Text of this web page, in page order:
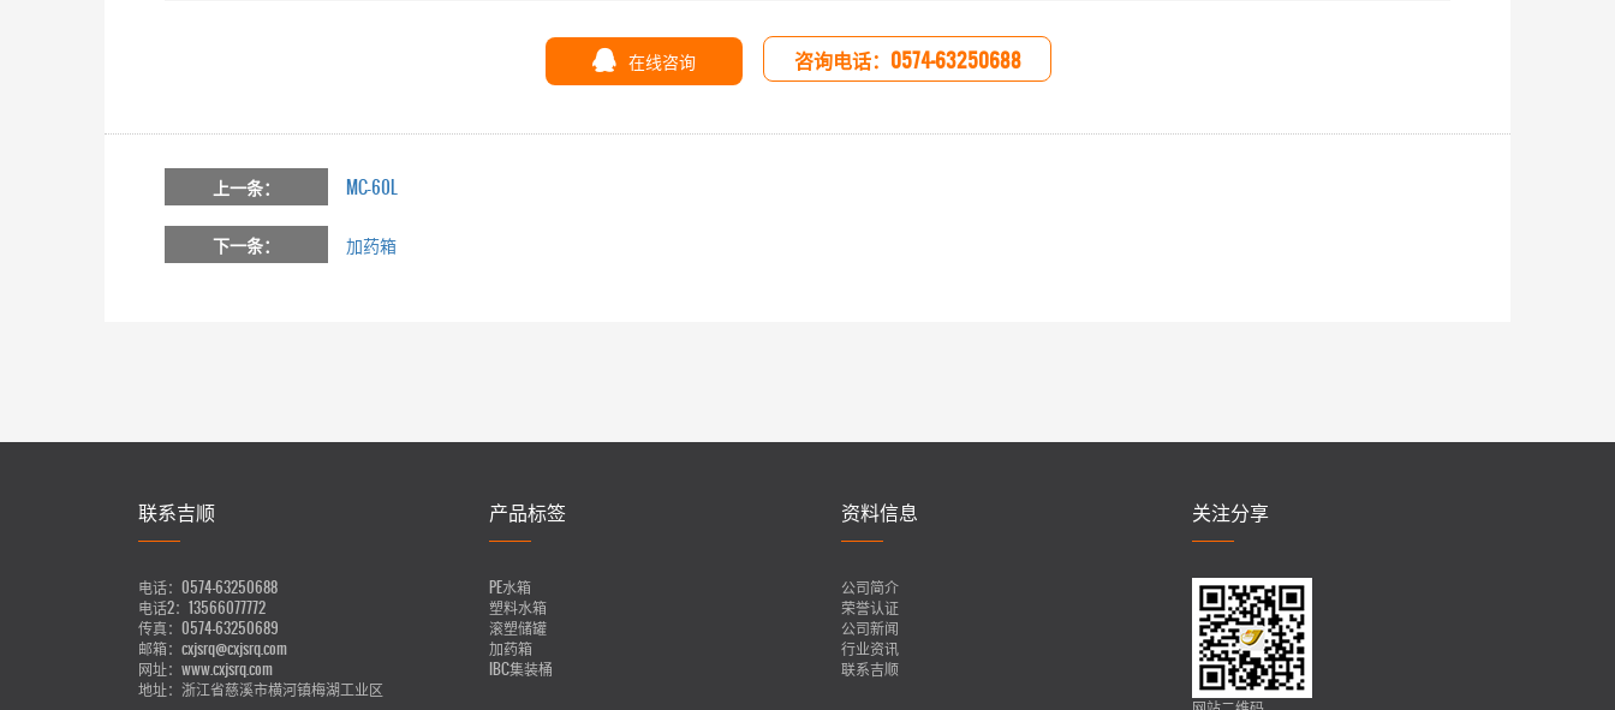
在线咨询 咨询电话：0574-63250688
上一条： MC-60L
下一条： 加药箱
联系吉顺
电话： 0574-63250688
电话2： 13566077772
传真： 0574-63250689
邮箱： cxjsrq@cxjsrq.com
网址： www.cxjsrq.com
地址： 浙江省慈溪市横河镇梅湖工业区
产品标签
PE水箱
塑料水箱
滚塑储罐
加药箱
IBC集装桶
资料信息
公司简介
荣誉认证
公司新闻
行业资讯
联系吉顺
关注分享